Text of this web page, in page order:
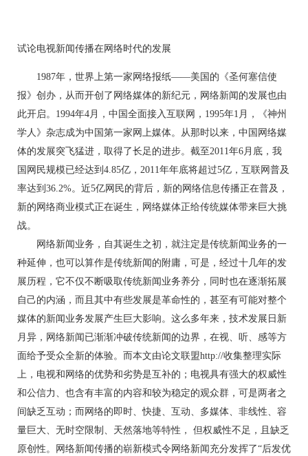
试论电视新闻传播在网络时代的发展
1987年，世界上第一家网络报纸——美国的《圣何塞信使
报》创办，从而开创了网络媒体的新纪元，网络新闻的发展也由
此开启。1994年4月，中国全面接入互联网，1995年1月，《神州
学人》杂志成为中国第一家网上媒体。从那时以来，中国网络媒
体的发展突飞猛进，取得了长足的进步。截至2011年6月底，我
国网民规模已经达到4.85亿，2011年年底将超过5亿，互联网普及
率达到36.2%。近5亿网民的背后，新的网络信息传播正在普及，
新的网络商业模式正在诞生，网络媒体正给传统媒体带来巨大挑
战。
网络新闻业务，自其诞生之初，就注定是传统新闻业务的一
种延伸，也可以算作是传统新闻的附庸，可是，经过十几年的发
展历程，它不仅不断吸取传统新闻业务养分，同时也在逐渐拓展
自己的内涵，而且其中有些发展是革命性的，甚至有可能对整个
媒体的新闻业务发展产生巨大影响。这么多年来，技术发展日新
月异，网络新闻已渐渐冲破传统新闻的边界，在视、听、感等方
面给予受众全新的体验。而本文由论文联盟http://收集整理实际
上，电视和网络的优势和劣势是互补的；电视具有强大的权威性
和公信力、也含有丰富的内容和较为稳定的观众群，可是两者之
间缺乏互动；而网络的即时、快捷、互动、多媒体、非线性、容
量巨大、无时空限制、天然落地等特性， 但权威性不足，且缺乏
原创性。网络新闻传播的崭新模式令网络新闻充分发挥了“后发优